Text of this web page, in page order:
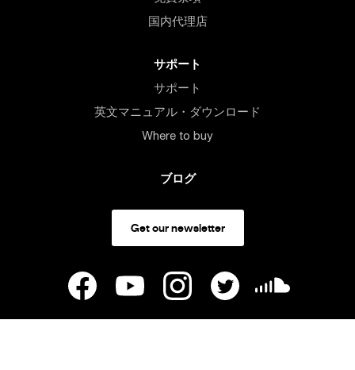
国内代理店
サポート
サポート
英文マニュアル・ダウンロード
Where to buy
ブログ
Get our newsletter